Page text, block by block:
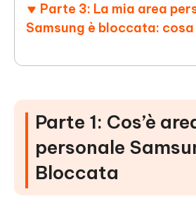
Parte 3: La mia area
Samsung è bloccata:
Parte 1: Cos’è
personale
Bloccata